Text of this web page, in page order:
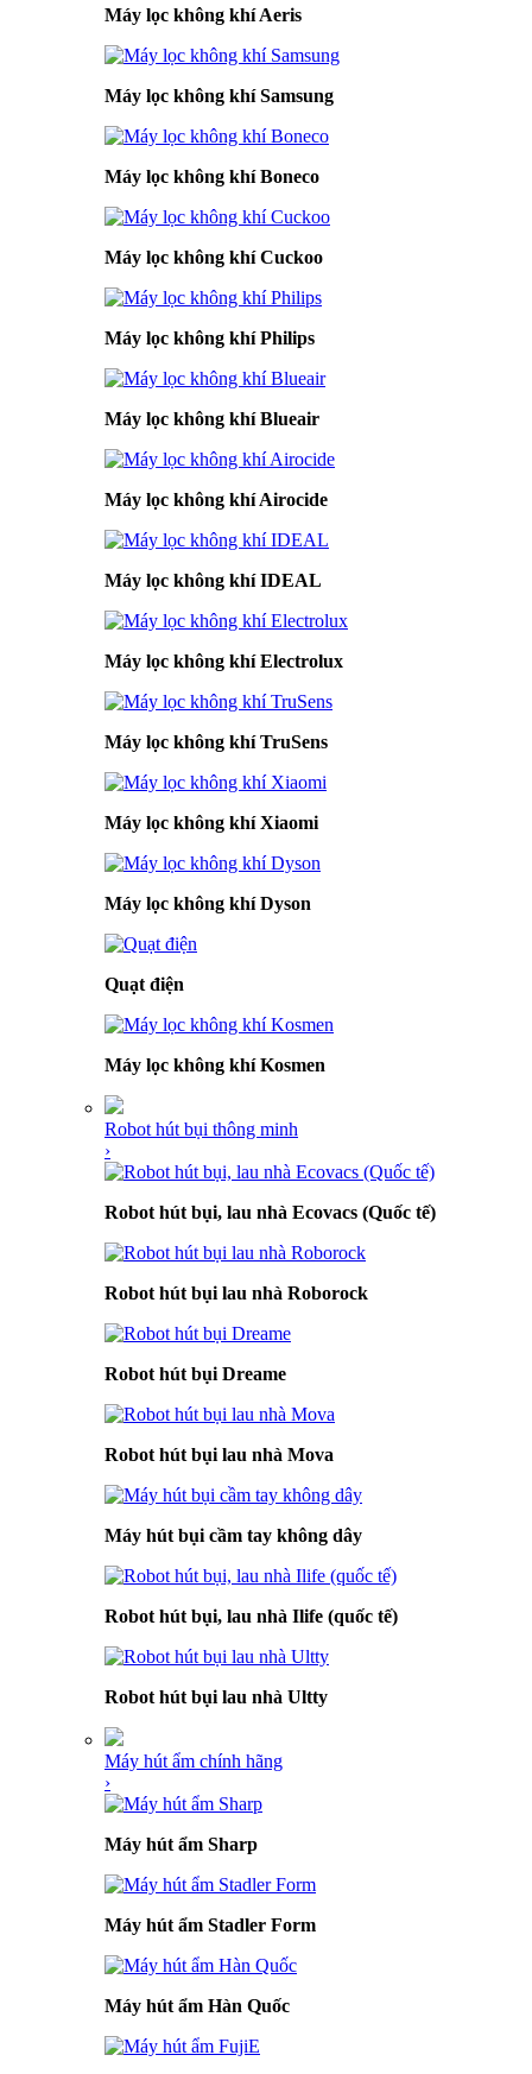
Máy lọc không khí Aeris
Máy lọc không khí Samsung
Máy lọc không khí Boneco
Máy lọc không khí Cuckoo
Máy lọc không khí Philips
Máy lọc không khí Blueair
Máy lọc không khí Airocide
Máy lọc không khí IDEAL
Máy lọc không khí Electrolux
Máy lọc không khí TruSens
Máy lọc không khí Xiaomi
Máy lọc không khí Dyson
Quạt điện
Máy lọc không khí Kosmen
Robot hút bụi thông minh
›
Robot hút bụi, lau nhà Ecovacs (Quốc tế)
Robot hút bụi lau nhà Roborock
Robot hút bụi Dreame
Robot hút bụi lau nhà Mova
Máy hút bụi cầm tay không dây
Robot hút bụi, lau nhà Ilife (quốc tế)
Robot hút bụi lau nhà Ultty
Máy hút ẩm chính hãng
›
Máy hút ẩm Sharp
Máy hút ẩm Stadler Form
Máy hút ẩm Hàn Quốc